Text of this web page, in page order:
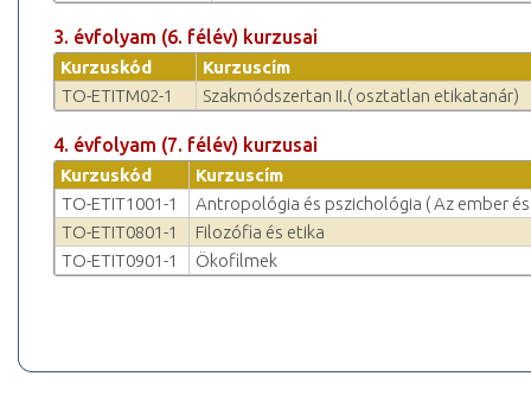
3. évfolyam (6. félév) kurzusai
Kurzuskód
Kurzuscím
TO-ETITM02-1
Szakmódszertan II.( osztatlan etikatanár)
4. évfolyam (7. félév) kurzusai
Kurzuskód
Kurzuscím
TO-ETIT1001-1
Antropológia és pszichológia ( Az ember
TO-ETIT0801-1
Filozófia és etika
TO-ETIT0901-1
Ökofilmek